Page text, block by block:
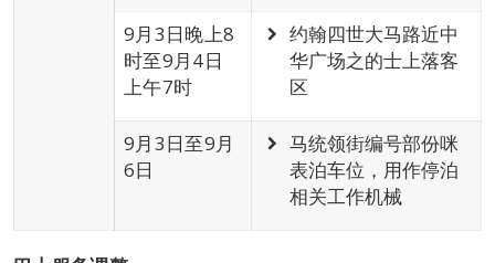
9月3日晚上8
时至9月4日
上午7时
约翰四世大马路近中
华广场之的士上落客
区
9月3日至9月
6日
马统领街编号部份咪
表泊车位，用作停泊
相关工作机械